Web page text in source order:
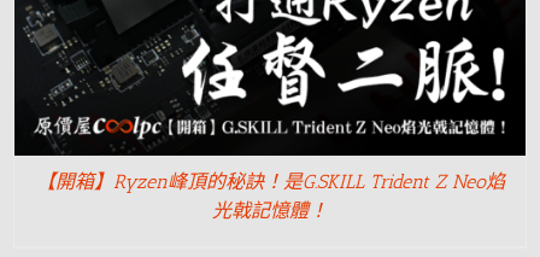
【開箱】Ryzen峰頂的秘訣！是G.SKILL Trident Z Neo焰
光戟記憶體！